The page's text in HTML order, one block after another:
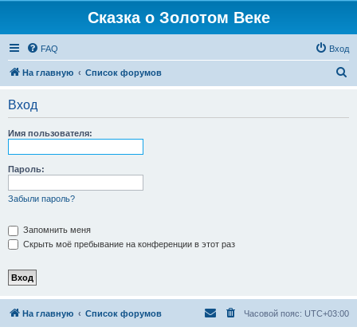
Сказка о Золотом Веке
FAQ Вход
На главную Список форумов
Вход
Имя пользователя:
Пароль:
Забыли пароль?
Запомнить меня
Скрыть моё пребывание на конференции в этот раз
На главную Список форумов Часовой пояс: UTC+03:00